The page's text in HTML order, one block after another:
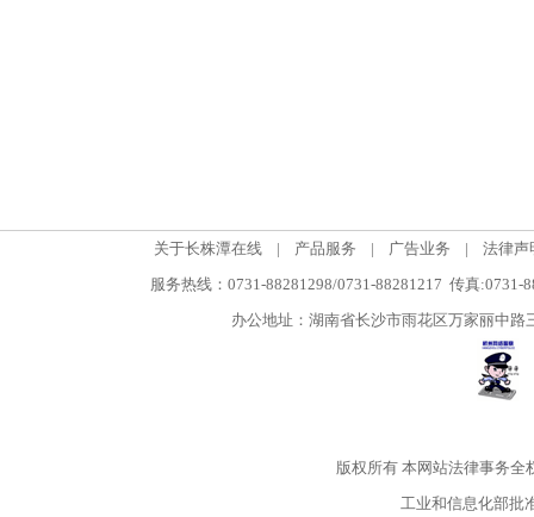
关于长株潭在线 | 产品服务 | 广告业务 |
法律声
服务热线：0731-88281298/0731-88281217 传真:0731-
办公地址：湖南省长沙市雨花区万家丽中
版权所有本网站法律事务全
工业和信息化部批